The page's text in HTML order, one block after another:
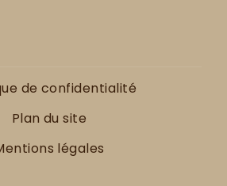
de confidentialité
Plan du site
légales